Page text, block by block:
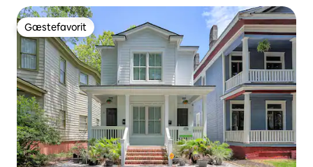
Gæstefavorit
Gæstefavorit